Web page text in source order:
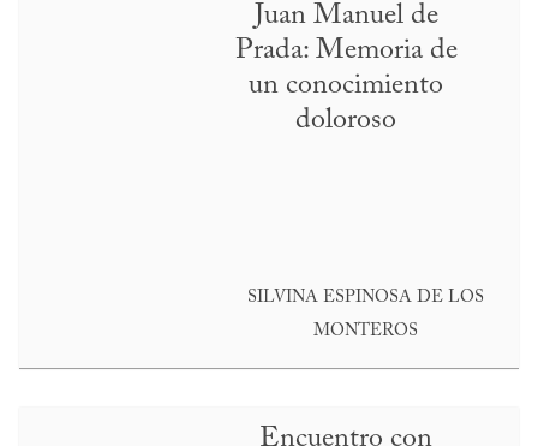
Juan Manuel de
Prada: Memoria de
un conocimiento
doloroso
SILVINA ESPINOSA DE LOS
MONTEROS
Encuentro con